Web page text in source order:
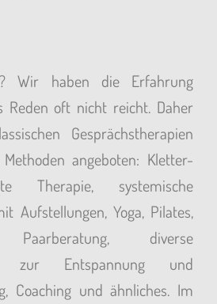
Wir haben die Erfahrung
Reden oft nicht reicht. Daher
Gesprächstherapien
angeboten: Kletter-
Therapie, systemische
Aufstellungen, Yoga, Pilates,
diverse
zur Entspannung und
Coaching und ähnliches. Im